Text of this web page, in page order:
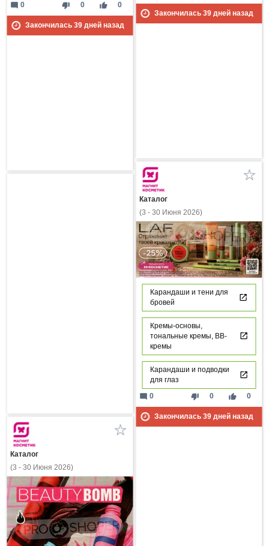
thumb_down 0 thumb_up 0
mode_comment 0
Закончилась 39дней назад
Закончилась 39дней назад
Каталог
(3 - 30 Июня 2026)
Карандаши и тени для
бровей
Кремы-основы,
тональные кремы, ВВ-
кремы
Карандаши и подводки
для глаз
thumb_down 0 thumb_up 0
mode_comment 0
Закончилась 39дней назад
Каталог
(3 - 30 Июня 2026)